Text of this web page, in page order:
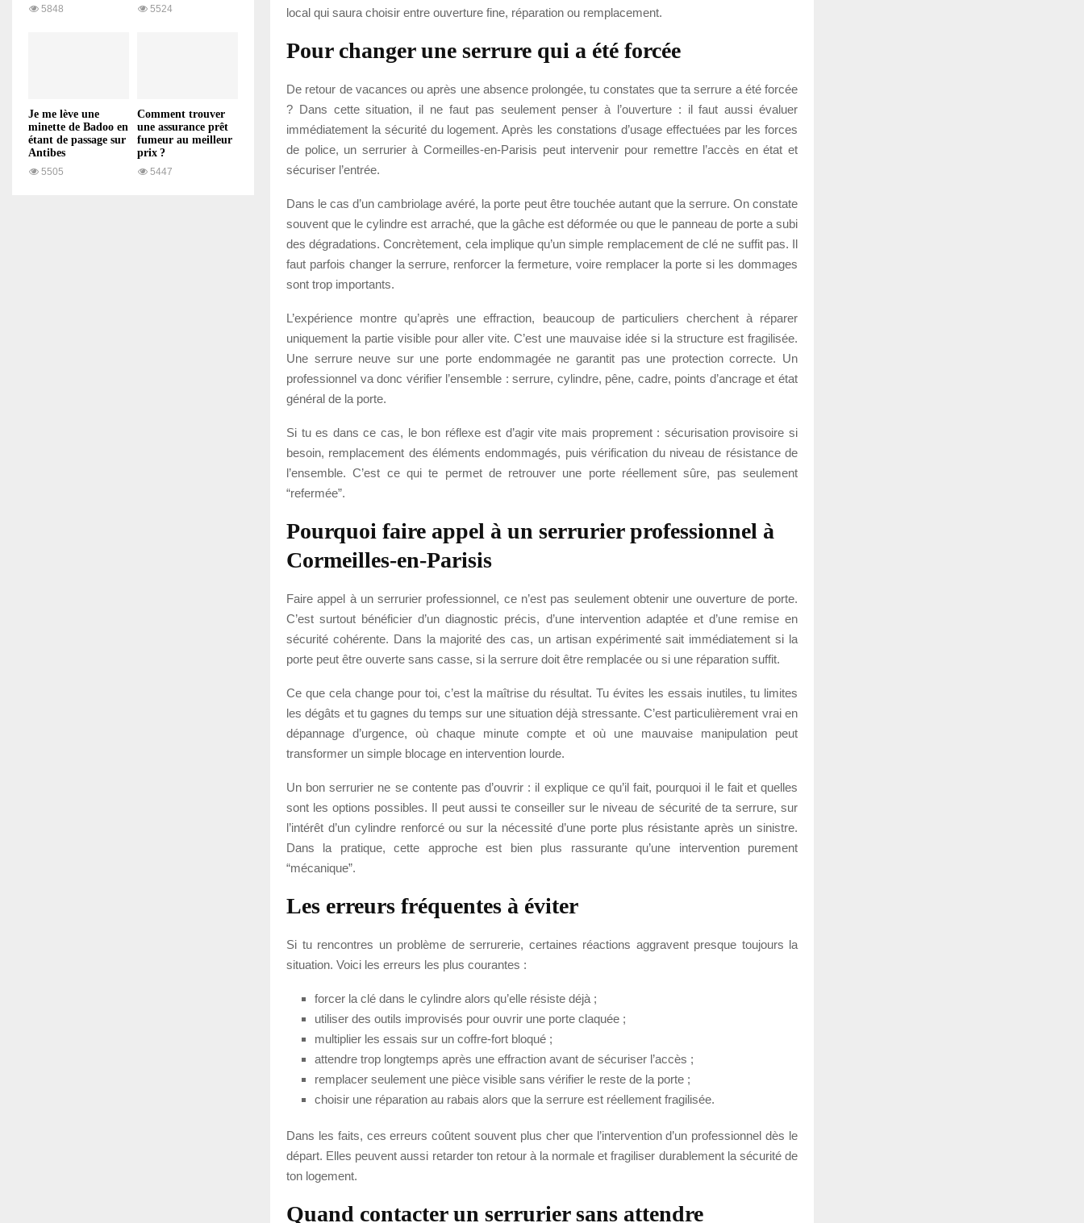
local qui saura choisir entre ouverture fine, réparation ou remplacement.
Pour changer une serrure qui a été forcée
De retour de vacances ou après une absence prolongée, tu constates que ta serrure a été forcée
? Dans cette situation, il ne faut pas seulement penser à l’ouverture : il faut aussi évaluer
immédiatement la sécurité du logement. Après les constations d’usage effectuées par les forces
de police, un serrurier à Cormeilles-en-Parisis peut intervenir pour remettre l’accès en état et
sécuriser l’entrée.
Dans le cas d’un cambriolage avéré, la porte peut être touchée autant que la serrure. On constate
souvent que le cylindre est arraché, que la gâche est déformée ou que le panneau de porte a subi
des dégradations. Concrètement, cela implique qu’un simple remplacement de clé ne suffit pas. Il
faut parfois changer la serrure, renforcer la fermeture, voire remplacer la porte si les dommages
sont trop importants.
L’expérience montre qu’après une effraction, beaucoup de particuliers cherchent à réparer
uniquement la partie visible pour aller vite. C’est une mauvaise idée si la structure est fragilisée.
Une serrure neuve sur une porte endommagée ne garantit pas une protection correcte. Un
professionnel va donc vérifier l’ensemble : serrure, cylindre, pêne, cadre, points d’ancrage et état
général de la porte.
Si tu es dans ce cas, le bon réflexe est d’agir vite mais proprement : sécurisation provisoire si
besoin, remplacement des éléments endommagés, puis vérification du niveau de résistance de
l’ensemble. C’est ce qui te permet de retrouver une porte réellement sûre, pas seulement
“refermée”.
Pourquoi faire appel à un serrurier professionnel à
Cormeilles-en-Parisis
Faire appel à un serrurier professionnel, ce n’est pas seulement obtenir une ouverture de porte.
C’est surtout bénéficier d’un diagnostic précis, d’une intervention adaptée et d’une remise en
sécurité cohérente. Dans la majorité des cas, un artisan expérimenté sait immédiatement si la
porte peut être ouverte sans casse, si la serrure doit être remplacée ou si une réparation suffit.
Ce que cela change pour toi, c’est la maîtrise du résultat. Tu évites les essais inutiles, tu limites
les dégâts et tu gagnes du temps sur une situation déjà stressante. C’est particulièrement vrai en
dépannage d’urgence, où chaque minute compte et où une mauvaise manipulation peut
transformer un simple blocage en intervention lourde.
Un bon serrurier ne se contente pas d’ouvrir : il explique ce qu’il fait, pourquoi il le fait et quelles
sont les options possibles. Il peut aussi te conseiller sur le niveau de sécurité de ta serrure, sur
l’intérêt d’un cylindre renforcé ou sur la nécessité d’une porte plus résistante après un sinistre.
Dans la pratique, cette approche est bien plus rassurante qu’une intervention purement
“mécanique”.
Les erreurs fréquentes à éviter
Si tu rencontres un problème de serrurerie, certaines réactions aggravent presque toujours la
situation. Voici les erreurs les plus courantes :
forcer la clé dans le cylindre alors qu’elle résiste déjà ;
utiliser des outils improvisés pour ouvrir une porte claquée ;
multiplier les essais sur un coffre-fort bloqué ;
attendre trop longtemps après une effraction avant de sécuriser l’accès ;
remplacer seulement une pièce visible sans vérifier le reste de la porte ;
choisir une réparation au rabais alors que la serrure est réellement fragilisée.
Dans les faits, ces erreurs coûtent souvent plus cher que l’intervention d’un professionnel dès le
départ. Elles peuvent aussi retarder ton retour à la normale et fragiliser durablement la sécurité de
ton logement.
Quand contacter un serrurier sans attendre
5848 5524
Je me lève une
minette de Badoo en
étant de passage sur
Antibes
5505
Comment trouver
une assurance prêt
fumeur au meilleur
prix ?
5447